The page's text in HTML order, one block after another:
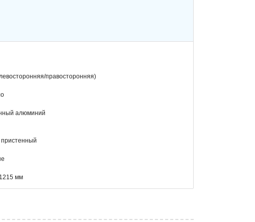
правосторонняя)
алюминий
мм